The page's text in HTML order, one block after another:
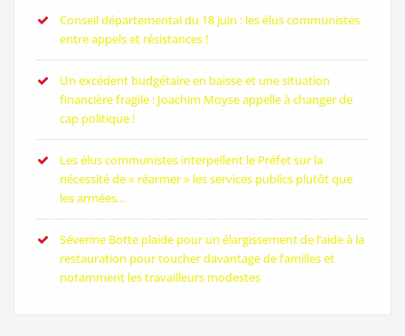
Conseil départemental du 18 juin : les élus communistes
entre appels et résistances !
Un excédent budgétaire en baisse et une situation
financière fragile : Joachim Moyse appelle à changer de
cap politique !
Les élus communistes interpellent le Préfet sur la
nécessité de « réarmer » les services publics plutôt que
les armées…
Séverine Botte plaide pour un élargissement de l’aide à la
restauration pour toucher davantage de familles et
notamment les travailleurs modestes